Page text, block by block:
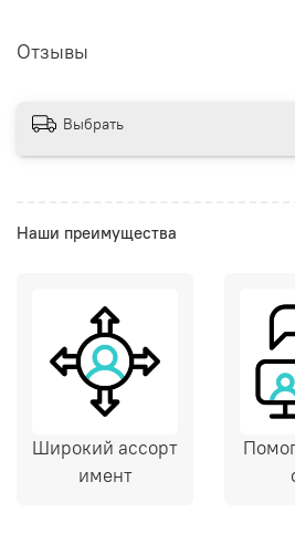
Отзывы
Выбрать
Наши преимущества
Широкий ассорт
имент